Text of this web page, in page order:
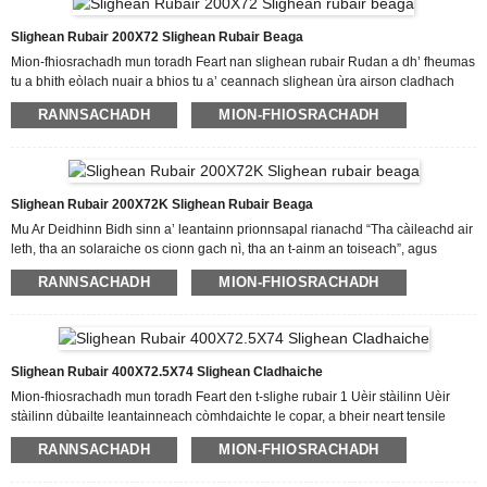
ionadail, faodaidh tu an òrdugh agad a thogail dìreach bhuainn. Eòlaichean
rim faighinn - Tha fios aig ar buill sgioba eòlach agus thrèanaichte air an
Slighean Rubair 200X72 Slighean Rubair Beaga
Mion-fhiosrachadh mun toradh Feart nan slighean rubair Rudan a dh’ fheumas
tu a bhith eòlach nuair a bhios tu a’ ceannach slighean ùra airson cladhach
beag Gus dèanamh cinnteach gu bheil am pàirt cheart agad airson an inneil
agad, bu chòir dhut na leanas a bhith agad: Dèanamh, bliadhna agus modail
Meud an stiùiridh. Cia mheud slighe a dh’ fheumas ath-chur? An seòrsa rolair
a dh’ fheumas tu. Pròiseas Riochdachaidh Carson a thaghas tu sinn Mar
neach-dèanamh slighean rubair tractar eòlach, tha sinn air earbsa agus taic
RANNSACHADH MION-FHIOSRACHADH
Slighean Rubair 200X72K Slighean Rubair Beaga
Mu Ar Deidhinn Bidh sinn a’ leantainn prionnsapal rianachd “Tha càileachd air
leth, tha an solaraiche os cionn gach nì, tha an t-ainm an toiseach”, agus
cruthaichidh agus roinnidh sinn soirbheachas gu dùrachdach leis a h-uile
teachdaiche airson Rubair Cladhach Mòr-reic, tha sinn ag amas air ùr-
ghnàthachadh mionlach agus ùr-ghnàthachadh roinne, a’ toirt làn chluich
airson na buannachdan iomlan, agus a’ dèanamh leasachaidhean gu
cunbhalach gus taic a thoirt do shàr-mhath. Tha sinn a’ coimhead air adhart ri
againn airson f...
RANNSACHADH MION-FHIOSRACHADH
Slighean Rubair 400X72.5X74 Slighean Cladhaiche
Mion-fhiosrachadh mun toradh Feart den t-slighe rubair 1 Uèir stàilinn Uèir
stàilinn dùbailte leantainneach còmhdaichte le copar, a bheir neart tensile
làidir agus a nì cinnteach à ceangal nas fheàrr le rubair. 2 Measgachadh rubair
Gearradh is caitheamh-dhìonach Measgachadh rubair 3 Cuir a-steach meatailt
RANNSACHADH MION-FHIOSRACHADH